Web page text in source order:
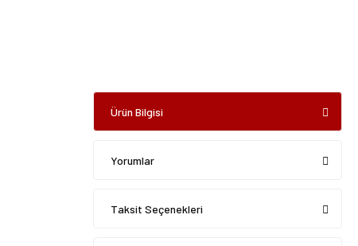
Ürün Bilgisi
Yorumlar
Taksit Seçenekleri